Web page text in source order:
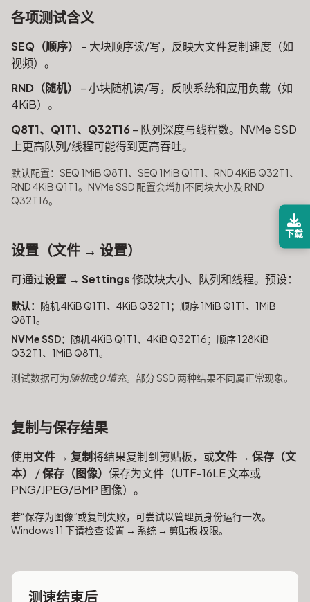
下载
各项测试含义
SEQ（顺序）
– 大块顺序读/写，反映大文件复制速度（如
视频）。
RND（随机）
– 小块随机读/写，反映系统和应用负载（如
4KiB）。
Q8T1、Q1T1、Q32T16 – 队列深度与线程数。NVMe SSD
上更高队列/线程可能得到更高吞吐。
默认配置：SEQ 1MiB Q8T1、SEQ 1MiB Q1T1、RND 4KiB Q32T1、
RND 4KiB Q1T1。NVMe SSD 配置会增加不同块大小及 RND
Q32T16。
设置（文件 → 设置）
可通过设置 → Settings修改块大小、队列和线程。预设：
默认： 随机 4KiB Q1T1、4KiB Q32T1；顺序 1MiB Q1T1、1MiB
Q8T1。
NVMe SSD： 随机 4KiB Q1T1、4KiB Q32T16；顺序 128KiB
Q32T1、1MiB Q8T1。
测试数据可为随机或0 填充。部分 SSD 两种结果不同属正常现象。
复制与保存结果
使用文件 → 复制将结果复制到剪贴板，或文件 → 保存（文
本）
/保存（图像） 保存为文件（UTF-16LE 文本或
PNG/JPEG/BMP 图像）。
若“保存为图像”或复制失败，可尝试以管理员身份运行一次。
Windows 11 下请检查 设置 → 系统 → 剪贴板 权限。
测速结束后